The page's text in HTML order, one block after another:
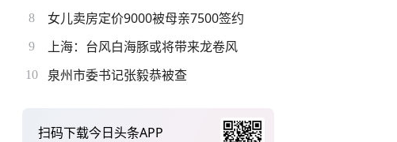
8 女儿卖房定价9000被母亲7500签约
9 上海：台风白海豚或将带来龙卷风
10 泉州市委书记张毅恭被查
扫码下载今日头条APP